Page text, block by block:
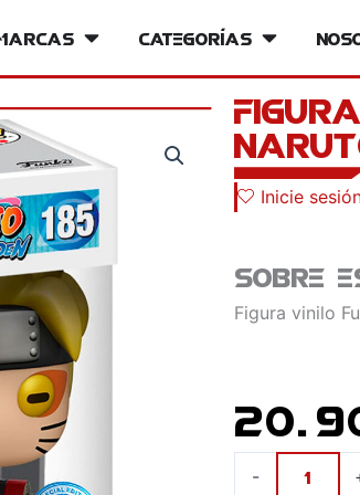
Open MarcasCategorías Open
Inicie
Sobre
Figura vinilo
-